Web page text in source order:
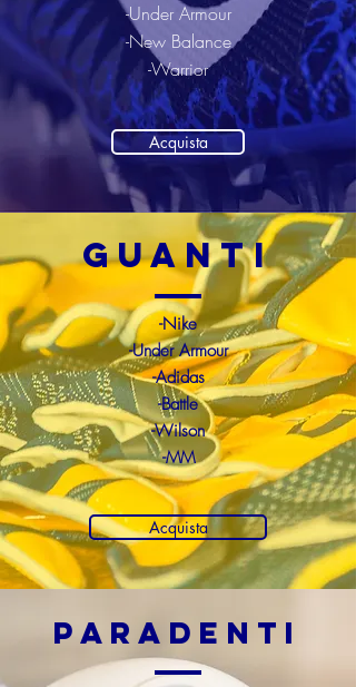
-Under Armour
-New Balance
-Warrior
Acquista
guanti
-Nike
-Under Armour
-Adidas
-Battle
-Wilson
-MM
Acquista
PARADENTI